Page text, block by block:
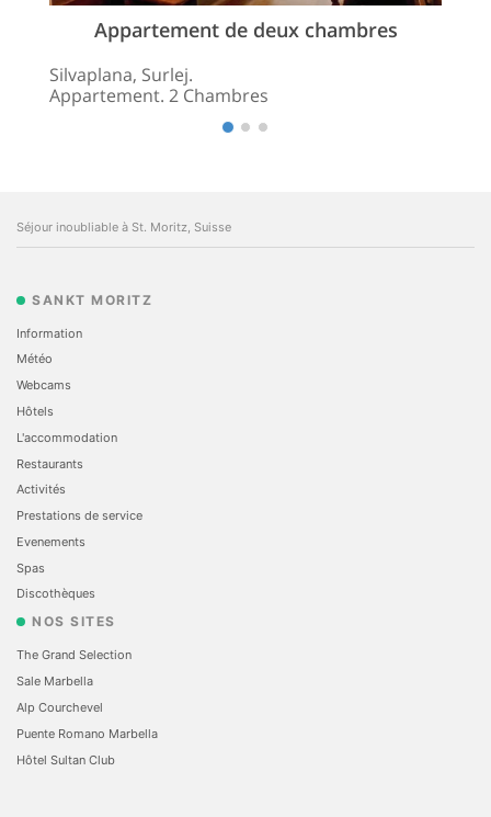
Appartement de deux chambres
Silvaplana, Surlej.
Appartement. 2 Chambres
Séjour inoubliable à St. Moritz, Suisse
SANKT MORITZ
Information
Météo
Webcams
Hôtels
L'accommodation
Restaurants
Activités
Prestations de service
Evеnements
Spas
Discothèques
NOS SITES
The Grand Selection
Sale Marbella
Alp Courchevel
Puente Romano Marbella
Hôtel Sultan Club